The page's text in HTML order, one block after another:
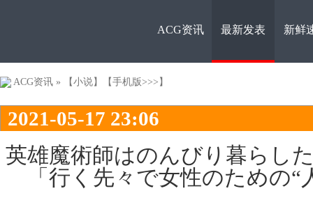
ACG资
ACG资讯 最新发表 新鲜
ACG资讯 » 【小说】 【手机版>>>】
2021-05-17 23:06
英雄魔術師はのんびり暮らし
「行く先々で女性のための“